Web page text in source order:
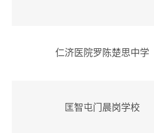
仁济医院罗陈楚思中学
匡智屯门晨岗学校